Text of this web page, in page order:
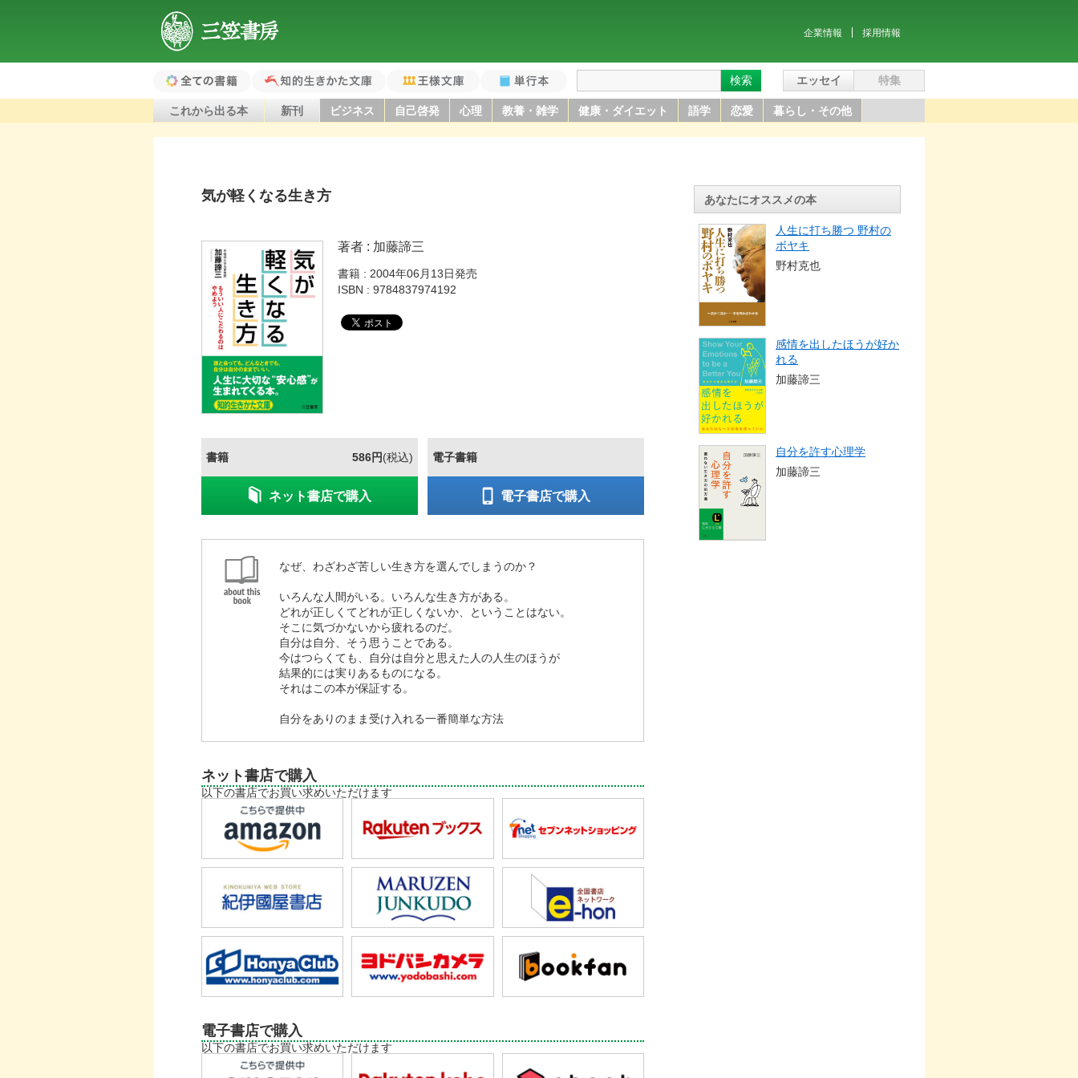
企業情報 採用情報
全ての書籍（ホ
ーム）
知的生きかた文庫 王様文庫 単行本
これから出る本 新刊 ビジネス 自己啓発 心理 教養・雑学 健康・ダイエット 語学 恋愛 暮らし・その他
エッセイ 特集
検索
気が軽くなる生き方
著者 加藤諦三
書籍
2004年06月13日発売
ISBN
9784837974192
書籍 586円(税込)
ネット書店で購入
電子書籍
電子書店で購入
なぜ、わざわざ苦しい生き方を選んでしまうのか？
いろんな人間がいる。いろんな生き方がある。
どれが正しくてどれが正しくないか、ということはない。
そこに気づかないから疲れるのだ。
自分は自分、そう思うことである。
今はつらくても、自分は自分と思えた人の人生のほうが
結果的には実りあるものになる。
それはこの本が保証する。
自分をありのまま受け入れる一番簡単な方法
ネット書店で購入
以下の書店でお買い求めいただけます
電子書店で購入
以下の書店でお買い求めいただけます
あなたにオススメの本
人生に打ち勝つ 野村の
ボヤキ
野村克也
感情を出したほうが好か
れる
加藤諦三
自分を許す心理学
加藤諦三